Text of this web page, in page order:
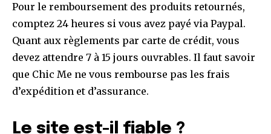
Pour le remboursement des produits retournés,
comptez 24 heures si vous avez payé via Paypal.
Quant aux règlements par carte de crédit, vous
devez attendre 7 à 15 jours ouvrables. Il faut savoir
que Chic Me ne vous rembourse pas les frais
d’expédition et d’assurance.
Le site est-il fiable ?